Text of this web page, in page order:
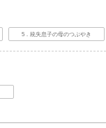
5．統失息子の母のつぶやき